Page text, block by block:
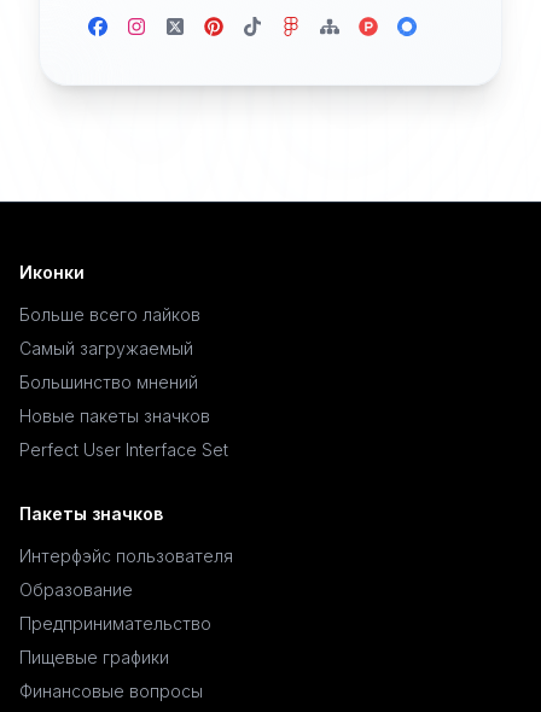
Иконки
Больше всего лайков
Самый загружаемый
Большинство мнений
Новые пакеты значков
Perfect User Interface Set
Пакеты значков
Интерфэйс пользователя
Образование
Предпринимательство
Пищевые графики
Финансовые вопросы